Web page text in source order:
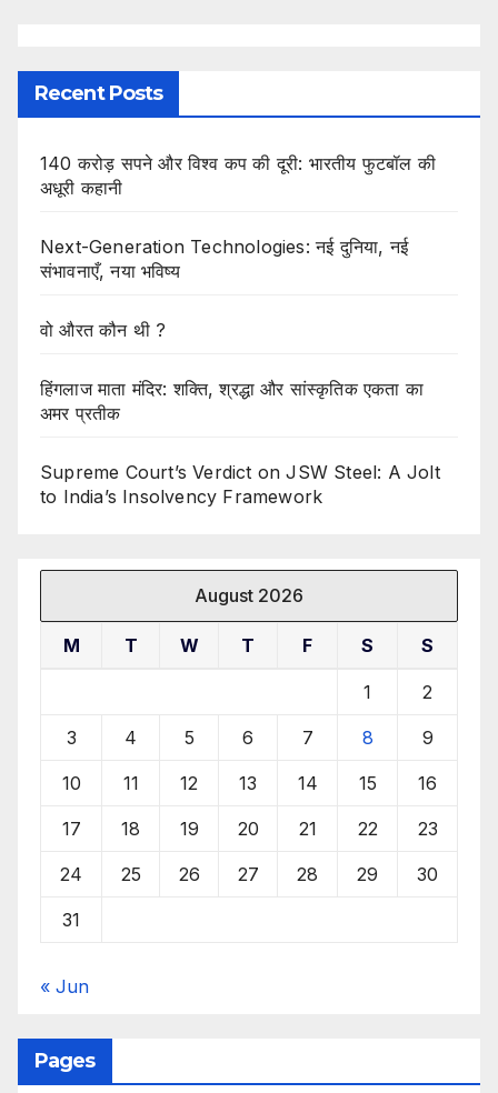
Recent Posts
140 करोड़ सपने और विश्व कप की दूरी: भारतीय फुटबॉल की
अधूरी कहानी
Next-Generation Technologies: नई दुनिया, नई
संभावनाएँ, नया भविष्य
वो औरत कौन थी ?
हिंगलाज माता मंदिर: शक्ति, श्रद्धा और सांस्कृतिक एकता का
अमर प्रतीक
Supreme Court’s Verdict on JSW Steel: A Jolt
to India’s Insolvency Framework
August 2026
M T W T F S S
1 2
3 4 5 6 7 8 9
10 11 12 13 14 15 16
17 18 19 20 21 22 23
24 25 26 27 28 29 30
31
« Jun
Pages